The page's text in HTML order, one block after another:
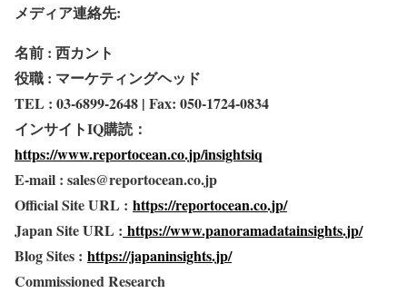
メディア連絡先:
名前 : 西カント
役職 : マーケティングヘッド
TEL : 03-6899-2648 | Fax: 050-1724-0834
インサイトIQ購読：
https://www.reportocean.co.jp/insightsiq
E-mail : sales@reportocean.co.jp
Official Site URL : https://reportocean.co.jp/
Japan Site URL : https://www.panoramadatainsights.jp/
Blog Sites : https://japaninsights.jp/
Commissioned Research